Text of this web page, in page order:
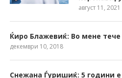
август 11, 2021
Ќиро Блажевиќ: Во мене
декември 10, 2018
Снежана Ѓуришиќ: 5 години